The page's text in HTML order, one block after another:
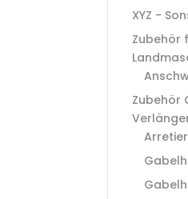
XYZ -
Zubehör
Zubehör